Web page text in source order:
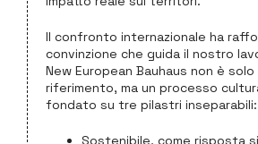
Il confronto internazionale ha
convinzione che guida il nostro
New European Bauhaus non è
riferimento, ma un processo
fondato su tre pilastri inseparabili:
Sostenibile, come risposta